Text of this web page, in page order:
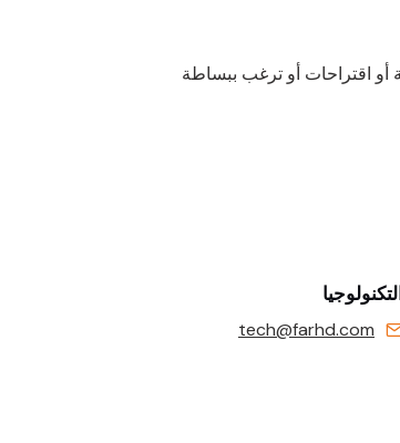
أو اقتراحات أو ترغب ببساطة
tech@farhd.com